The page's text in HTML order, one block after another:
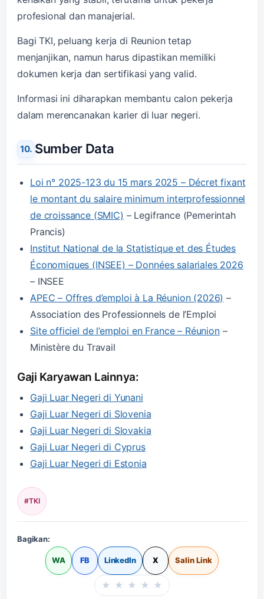
profesional dan manajerial.
Bagi TKI, peluang kerja di Reunion tetap
menjanjikan, namun harus dipastikan memiliki
dokumen kerja dan sertifikasi yang valid.
Informasi ini diharapkan membantu calon pekerja
dalam merencanakan karier di luar negeri.
Sumber Data
Loi n° 2025-123 du 15 mars 2025 – Décret fixant
le montant du salaire minimum interprofessionnel
de croissance (SMIC) – Legifrance (Pemerintah
Prancis)
Institut National de la Statistique et des Études
Économiques (INSEE) – Données salariales 2026
– INSEE
APEC – Offres d’emploi à La Réunion (2026) –
Association des Professionnels de l’Emploi
Site officiel de l’emploi en France – Réunion–
Ministère du Travail
Gaji Karyawan Lainnya:
Gaji Luar Negeri di Yunani
Gaji Luar Negeri di Slovenia
Gaji Luar Negeri di Slovakia
Gaji Luar Negeri di Cyprus
Gaji Luar Negeri di Estonia
#TKI
Bagikan:
WA FB LinkedIn X Salin Link
Beri rating halaman
★ ★ ★ ★ ★